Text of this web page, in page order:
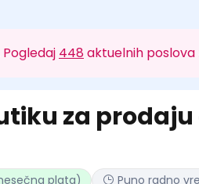
448 aktuelnih poslova
za
plata) Puno radno